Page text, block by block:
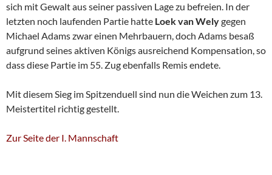
sich mit Gewalt aus seiner passiven Lage zu befreien. In der
letzten noch laufenden Partie hatte Loek van Welygegen
Michael Adams zwar einen Mehrbauern, doch Adams besaß
aufgrund seines aktiven Königs ausreichend Kompensation, so
dass diese Partie im 55. Zug ebenfalls Remis endete.
Mit diesem Sieg im Spitzenduell sind nun die Weichen zum 13.
Meistertitel richtig gestellt.
Zur Seite der I. Mannschaft